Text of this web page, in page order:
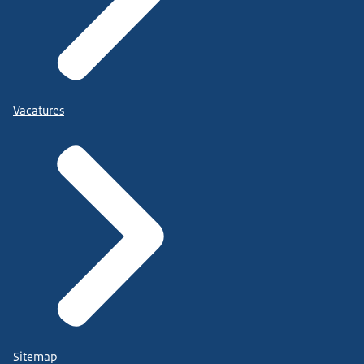
Vacatures
Sitemap